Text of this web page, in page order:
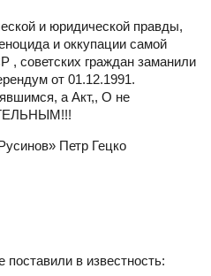
и юридической правды,
и оккупации самой
, советских граждан заманили
от 01.12.1991.
а Акт,, О не
Петр Гецко
в известность: